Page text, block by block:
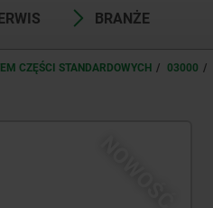
BRANŻE
CZĘŚCI STANDARDOWYCH 03000